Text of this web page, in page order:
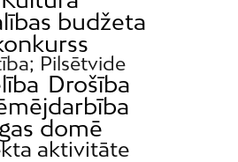
budžeta
Pilsētvide
Drošība
domē
aktivitāte